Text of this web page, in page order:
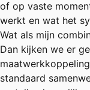
of op vaste
werkt en wat het
Wat als mijn
Dan kijken we er
standaard